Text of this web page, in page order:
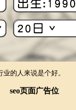
的人来说是个好。
seo页面广告位